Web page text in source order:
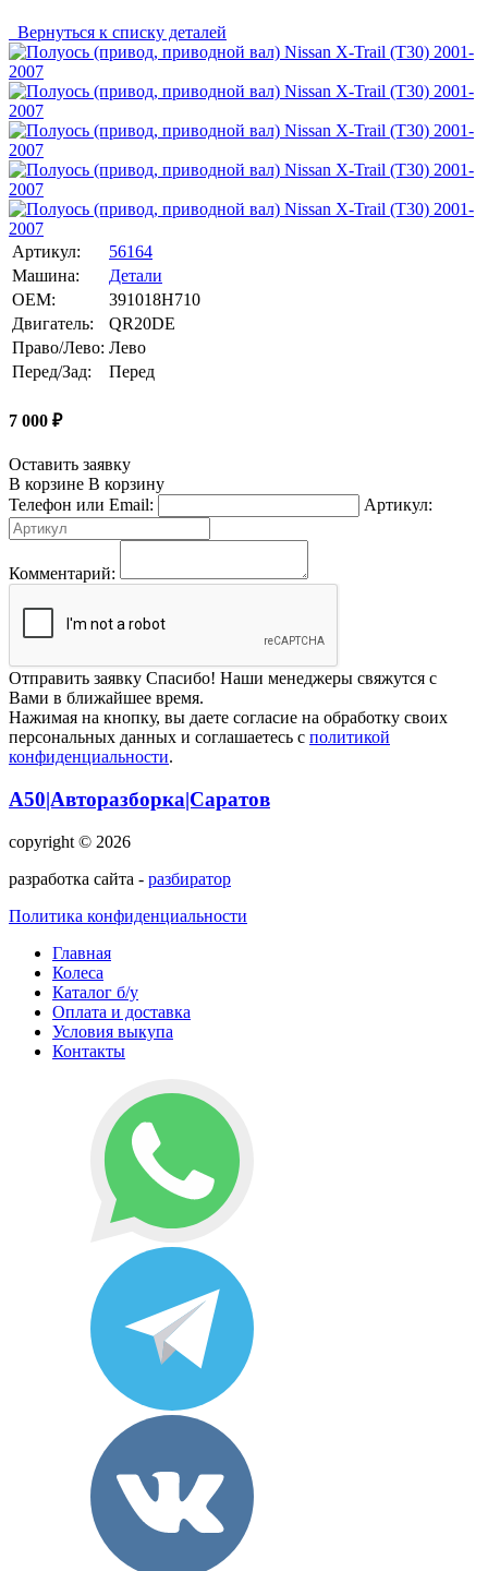
Вернуться к списку деталей
Артикул:
56164
Машина:
Детали
OEM:
391018H710
Двигатель:
QR20DE
Право/Лево: Лево
Перед/Зад:
Перед
7 000 ₽
Оставить заявку
В корзине В корзину
Телефон или Email:
Артикул:
Комментарий:
Отправить заявку Спасибо! Наши менеджеры свяжутся с
Вами в ближайшее время.
Нажимая на кнопку, вы даете согласие на обработку своих
персональных данных и соглашаетесь с политикой
конфиденциальности.
А50|Авторазборка|Саратов
copyright © 2026
разработка сайта - разбиратор
Политика конфиденциальности
Главная
Колеса
Каталог б/у
Оплата и доставка
Условия выкупа
Контакты